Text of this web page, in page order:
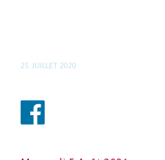
25 JUILLET 2020